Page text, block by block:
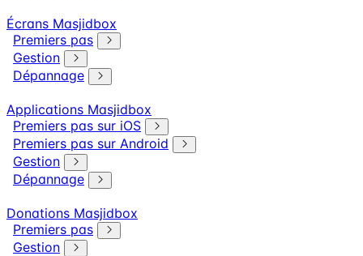
Écrans Masjidbox
Premiers pas
Gestion
Dépannage
Applications Masjidbox
Premiers pas sur iOS
Premiers pas sur Android
Gestion
Dépannage
Donations Masjidbox
Premiers pas
Gestion